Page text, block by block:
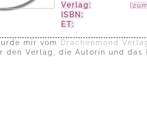
Verlag:
ISBN:
ET:
mir vom
Drachenmond
den Verlag, die Autorin und das